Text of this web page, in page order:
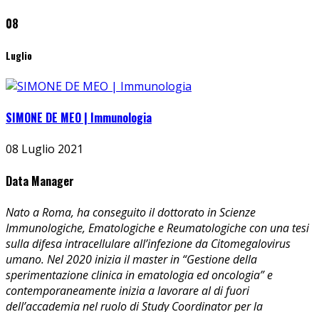
08
Luglio
SIMONE DE MEO | Immunologia
08 Luglio 2021
Data Manager
Nato a Roma, ha conseguito il dottorato in Scienze
Immunologiche, Ematologiche e Reumatologiche con una tesi
sulla difesa intracellulare all’infezione da Citomegalovirus
umano. Nel 2020 inizia il master in “Gestione della
sperimentazione clinica in ematologia ed oncologia” e
contemporaneamente inizia a lavorare al di fuori
dell’accademia nel ruolo di Study Coordinator per la